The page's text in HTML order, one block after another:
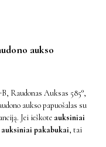
aukso
Raudonas Auksas 585°,
aukso papuošalas su
Jei ieškote auksiniai
pakabukai, tai